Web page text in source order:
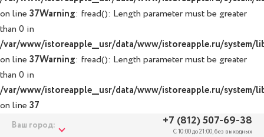
on line 37Warning: fread(): Length parameter must be greater
than 0 in
/var/www/istoreapple__usr/data/www/istoreapple.ru/system/
on line 37Warning: fread(): Length parameter must be greater
than 0 in
/var/www/istoreapple__usr/data/www/istoreapple.ru/system/
on line 37
Ваш город: +7 (812) 507-69-38
С 10:00 до 21:00, без выходных